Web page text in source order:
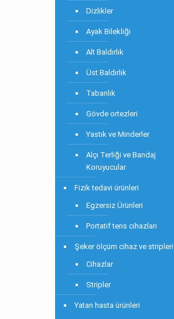
Dizlikler
Ayak Bilekliği
Alt Baldırlık
Üst Baldırlık
Tabanlık
Gövde ortezleri
Yastık ve Minderler
Alçı Terliği ve Bandaj
Koruyucular
Fizik tedavi ürünleri
Egzersiz Ürünleri
Portatif tens cihazları
Şeker ölçüm cihaz ve stripleri
Cihazlar
Stripler
Yatan hasta ürünleri